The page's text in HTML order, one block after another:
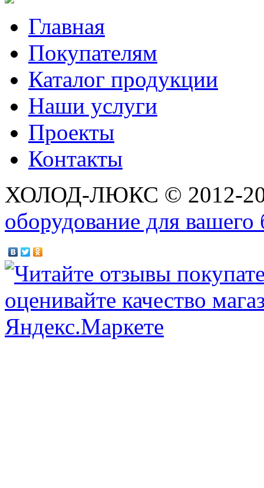
Главная
Покупателям
Каталог продукции
Наши услуги
Проекты
Контакты
ХОЛОД-ЛЮКС © 2012-
оборудование для вашего